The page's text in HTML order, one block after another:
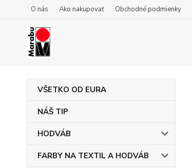
O nás Ako nakupovať Obchodné podmienky
VŠETKO OD EURA
NÁŠ TIP
HODVÁB
FARBY NA TEXTIL A HODVÁB